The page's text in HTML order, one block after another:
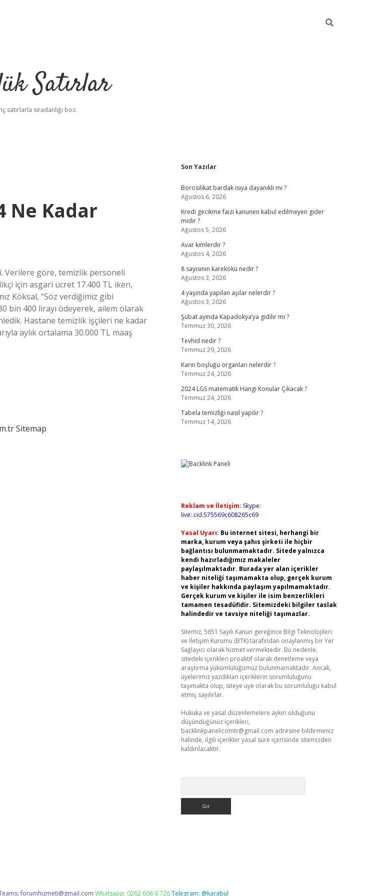
Satırlar
satırlarla sıradanlığı boz.
Ne Kadar
Verilere göre, temizlik personeli
için asgari ücret 17.400 TL iken,
Köksal, “Söz verdiğimiz gibi
bin 400 lirayı ödeyerek, ailem olarak
Hastane temizlik işçileri ne kadar
aylık ortalama 30.000 TL maaş
Sitemap
Sidebar
Son Yazılar
Borosilikat bardak isıya dayanıklı mı ?
Ağustos 6, 2026
Kredi gecikme faizi kanunen kabul edilmeyen gider
midir ?
Ağustos 5, 2026
Avar kimlerdir ?
Ağustos 4, 2026
8 sayısının karekökü nedir ?
Ağustos 3, 2026
4 yaşında yapılan aşılar nelerdir ?
Ağustos 3, 2026
Şubat ayında Kapadokya’ya gidilir mi ?
Temmuz 30, 2026
Tevhid nedir ?
Temmuz 29, 2026
Karın boşluğu organları nelerdir ?
Temmuz 24, 2026
2024 LGS matematik Hangi Konular Çıkacak ?
Temmuz 24, 2026
Tabela temizliği nasıl yapılır ?
Temmuz 14, 2026
Reklam ve İletişim: Skype:
live:.cid.575569c608265c69
Yasal Uyarı: Bu internet sitesi, herhangi bir
marka, kurum veya şahıs şirketi ile hiçbir
bağlantısı bulunmamaktadır. Sitede yalnızca
kendi hazırladığımız makaleler
paylaşılmaktadır. Burada yer alan içerikler
haber niteliği taşımamakta olup, gerçek kurum
ve kişiler hakkında paylaşım yapılmamaktadır.
Gerçek kurum ve kişiler ile isim benzerlikleri
tamamen tesadüfidir. Sitemizdeki bilgiler taslak
halindedir ve tavsiye niteliği taşımazlar.
Sitemiz, 5651 Sayılı Kanun gereğince Bilgi Teknolojileri
ve İletişim Kurumu (BTK) tarafından onaylanmış bir Yer
Sağlayıcı olarak hizmet vermektedir. Bu nedenle,
sitedeki içerikleri proaktif olarak denetleme veya
araştırma yükümlülüğümüz bulunmamaktadır. Ancak,
üyelerimiz yazdıkları içeriklerin sorumluluğunu
taşımakta olup, siteye üye olarak bu sorumluluğu kabul
etmiş sayılırlar.
Hukuka ve yasal düzenlemelere aykırı olduğunu
düşündüğünüz içerikleri,
backlinkpanelicomtr@gmail.com adresine bildirmeniz
halinde, ilgili içerikler yasal süre içerisinde sitemizden
kaldırılacaktır.
forumhizmeti@gmail.com Whatsapp: 0262 606 0 726Telegram: @karabul